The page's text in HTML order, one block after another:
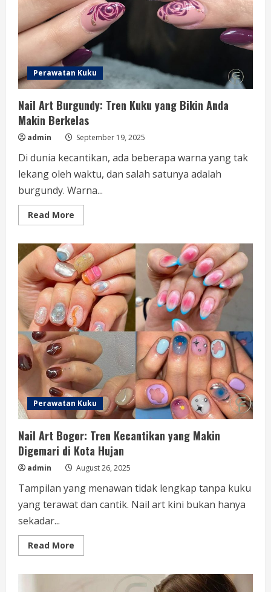
Perawatan Kuku
Nail Art Burgundy: Tren Kuku yang Bikin Anda
Makin Berkelas
admin September 19, 2025
Di dunia kecantikan, ada beberapa warna yang tak
lekang oleh waktu, dan salah satunya adalah
burgundy. Warna...
Read More
more
Art
Burgundy:
Tren
Kuku
yang
Bikin
Anda
Makin
Berkelas
Perawatan Kuku
Nail Art Bogor: Tren Kecantikan yang Makin
Digemari di Kota Hujan
admin August 26, 2025
Tampilan yang menawan tidak lengkap tanpa kuku
yang terawat dan cantik. Nail art kini bukan hanya
sekadar...
Read More
more